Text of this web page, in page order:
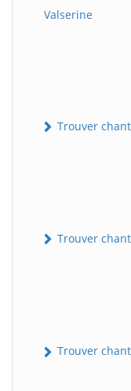
Valserine
Trouver
Trouver
Trouver